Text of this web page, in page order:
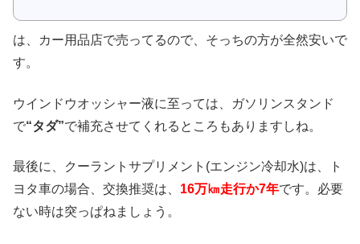
は、カー用品店で売ってるので、そっちの方が全然安いで
す。
ウインドウオッシャー液に至っては、ガソリンスタンド
で“タダ”で補充させてくれるところもありますしね。
最後に、クーラントサプリメント(エンジン冷却水)は、ト
ヨタ車の場合、交換推奨は、 16万㎞走行か7年です。必要
ない時は突っぱねましょう。